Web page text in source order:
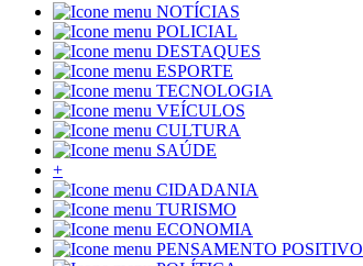
NOTÍCIAS
POLICIAL
DESTAQUES
ESPORTE
TECNOLOGIA
VEÍCULOS
CULTURA
SAÚDE
+
CIDADANIA
TURISMO
ECONOMIA
PENSAMENTO POSITIVO